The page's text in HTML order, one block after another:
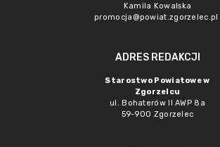
Kamila Kowalska
promocja@powiat.zgorzelec.pl
ADRES REDAKCJI
Starostwo Powiatowe w
Zgorzelcu
ul. Bohaterów II AWP 8a
59-900 Zgorzelec